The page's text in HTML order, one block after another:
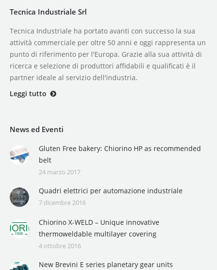
Tecnica Industriale Srl
Tecnica Industriale ha portato avanti con successo la sua
attività commerciale per oltre 50 anni e oggi rappresenta un
punto di riferimento per l'Europa. Grazie alla sua attività di
ricerca e selezione di produttori affidabili e qualificati è il
partner ideale al servizio dell'industria.
Leggi tutto
News ed Eventi
Gluten Free bakery: Chiorino HP as recommended
belt
24 marzo 2017
Quadri elettrici per automazione industriale
7 dicembre 2016
Chiorino X-WELD – Unique innovative
thermoweldable multilayer covering
4 ottobre 2016
New Brevini E series planetary gear units